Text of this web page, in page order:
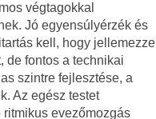
végtagokkal
Jó egyensúlyérzék és
kell, hogy jellemezze
de fontos a technikai
szintre fejlesztése, a
Az egész testet
ritmikus evezőmozgás